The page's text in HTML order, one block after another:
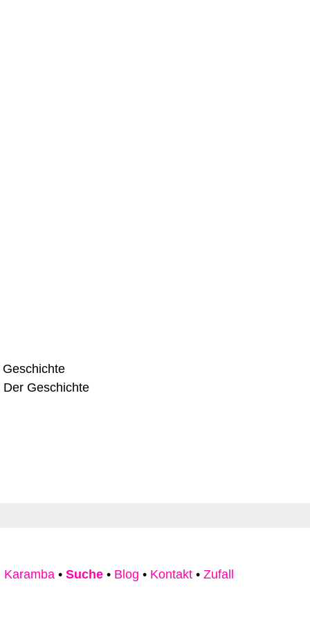
Geschichte
Karamba • Suche • Blog • Kontakt • Zufall